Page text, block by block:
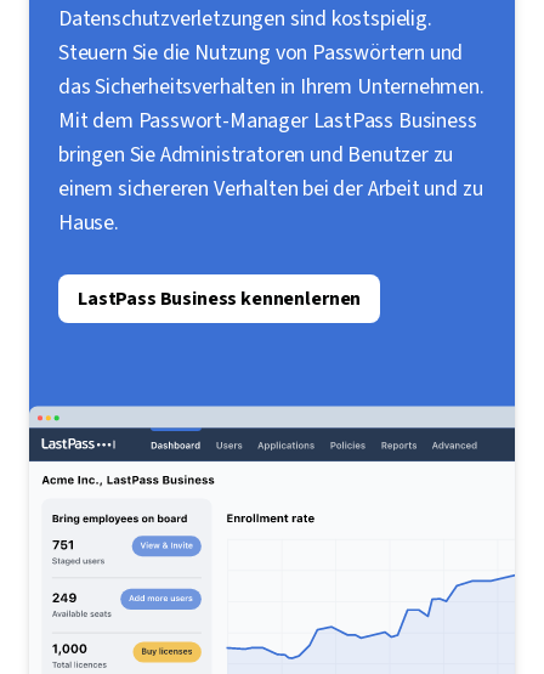
Datenschutzverletzungen sind kostspielig.
Steuern Sie die Nutzung von Passwörtern und
das Sicherheitsverhalten in Ihrem Unternehmen.
Mit dem Passwort-Manager LastPass Business
bringen Sie Administratoren und Benutzer zu
einem sichereren Verhalten bei der Arbeit und zu
Hause.
LastPass Business kennenlernen